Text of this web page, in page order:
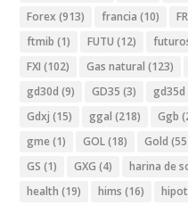
Forex (913) francia (10)
ftmib (1) FUTU (12)
FXI (102) Gas natural (123)
gd30d (9) GD35 (3) gd35d
Gdxj (15) ggal (218) Ggb
gme (1) GOL(18) Gold
GS (1) GXG (4) harina de
health (19) hims (16)